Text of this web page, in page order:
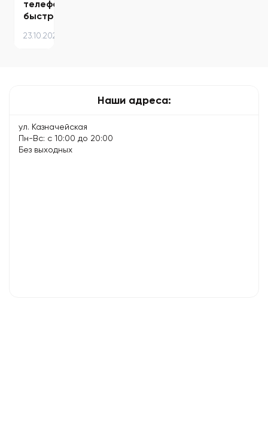
телефон
быстро
и
23.10.2025
Наши адреса:
ул. Казначейская
Пн-Вс: с 10:00 до 20:00
Без выходных